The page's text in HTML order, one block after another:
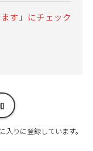
す」にチェック
入りに登録しています。